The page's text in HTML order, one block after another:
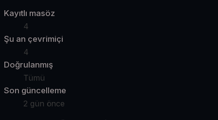
Kayıtlı masöz
4
Şu an çevrimiçi
4
Doğrulanmış
Tümü
Son güncelleme
2 gün önce